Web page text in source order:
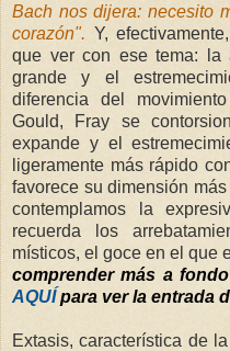
Bach nos dijera: necesito
corazón". Y,
que ver con ese tema: la
grande y el
diferencia del
Gould, Fray se
expande y el
ligeramente más rápido
favorece su dimensión
contemplamos la
recuerda los
místicos, el goce en el que
comprender más a
AQUÍpara ver la entrada
Extasis, característica de